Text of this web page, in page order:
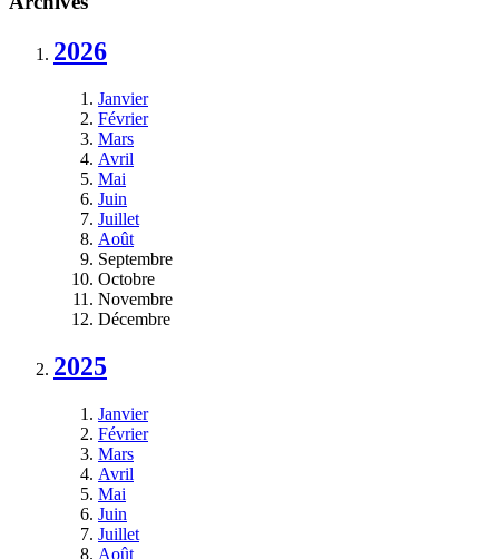
2026
Janvier
Février
Mars
Avril
Mai
Juin
Juillet
Août
Septembre
Octobre
Novembre
Décembre
2025
Janvier
Février
Mars
Avril
Mai
Juin
Juillet
Août